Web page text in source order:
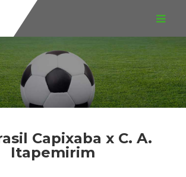
Capixaba x C. A.
Itapemirim